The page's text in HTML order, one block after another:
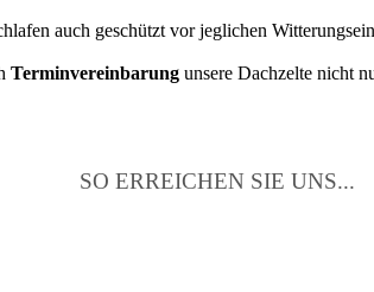
auch geschützt vor jeglichen
Terminvereinbarung unsere Dachzelte nicht
SO ERREICHEN SIE UNS...